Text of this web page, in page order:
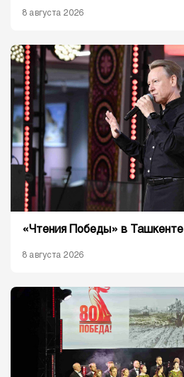
8 августа 2026
«Чтения Победы» в Ташкенте
8 августа 2026